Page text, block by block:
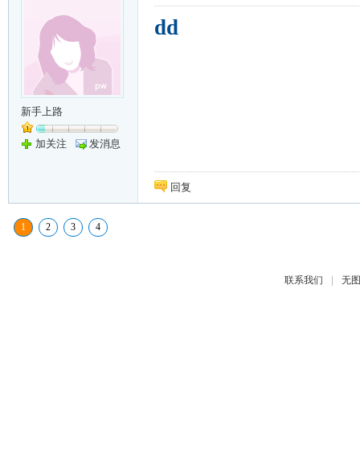
新手上路
加关注 发消息
dd
回复
1 2 3 4
联系我们 | 无